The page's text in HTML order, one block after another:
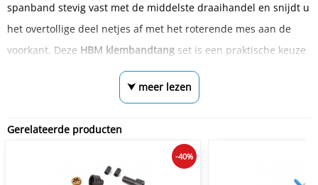
spanband stevig vast met de middelste draaihandel en snijdt u
het overtollige deel netjes af met het roterende mes aan de
voorkant. Deze HBM klembandtang set is een praktische keuze
⮟ meer lezen
Gerelateerde producten
-40%